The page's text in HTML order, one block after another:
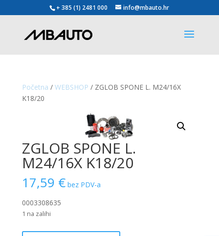
+ 385 (1) 2481 000 info@mbauto.hr
Početna / WEBSHOP / ZGLOB SPONE L. M24/16X
K18/20
ZGLOB SPONE L.
M24/16X K18/20
17,59 € bez PDV-a
0003308635
1 na zalihi